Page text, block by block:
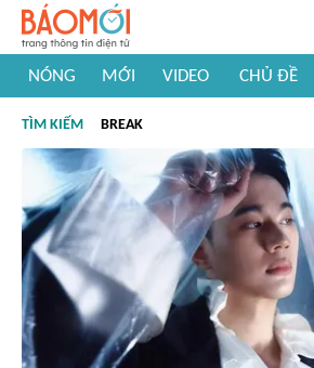
NÓNG MỚI VIDEO CHỦ ĐỀ
#Khám phá thế giới
TÌM KIẾM BREAK